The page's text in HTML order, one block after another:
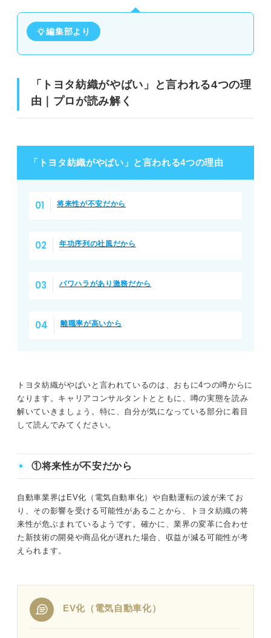
編集部より
「トヨタ紡織がやばい」と言われる4つの理
由｜プロが読み解く
「トヨタ紡織がやばい」と言われる4つの理由
将来性が不安だから
年功序列の社風だから
パワハラがあり激務だから
離職率が高いから
トヨタ紡織がやばいと言われているのは、おもに4つの噂からに
なります。キャリアコンサルタントとともに、噂の実態を読み
解いていきましょう。特に、自分が気になっている部分に着目
して読んでみてください。
①将来性が不安だから
自動車業界はEV化（電気自動車化）や自動運転の波が来てお
り、その影響を受ける可能性があることから、トヨタ紡織の将
来性が危ぶまれているようです。確かに、業界の変革に合わせ
た新技術の開発や商品化が遅れた場合、収益が減る可能性が考
えられます。
EV化（電気自動車化）